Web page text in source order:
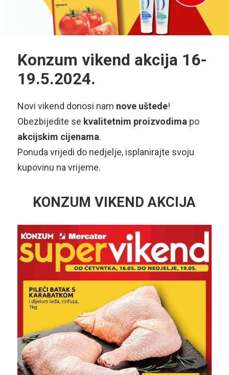
Konzum vikend akcija 16-
19.5.2024.
Novi vikend donosi nam nove uštede!
Obezbijedite se kvalitetnim proizvodima po
akcijskim cijenama.
Ponuda vrijedi do nedjelje, isplanirajte svoju
kupovinu na vrijeme.
KONZUM VIKEND AKCIJA